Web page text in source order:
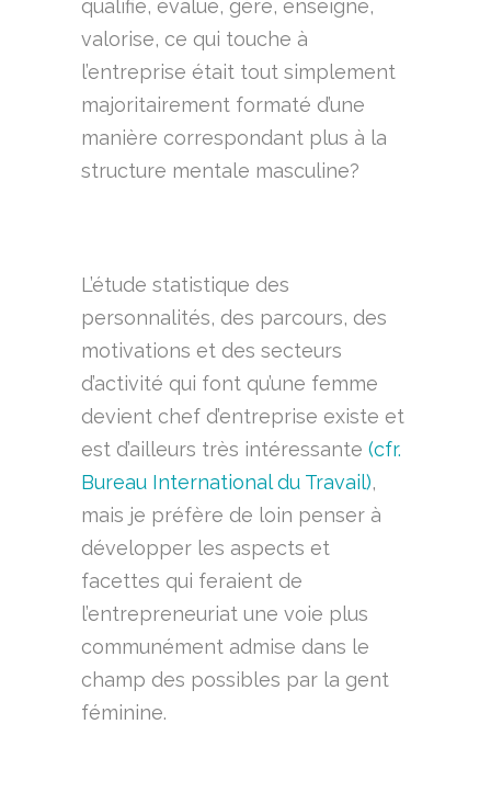
qualifie, évalue, gère, enseigne,
valorise, ce qui touche à
l’entreprise était tout simplement
majoritairement formaté d’une
manière correspondant plus à la
structure mentale masculine?
L’étude statistique des
personnalités, des parcours, des
motivations et des secteurs
d’activité qui font qu’une femme
devient chef d’entreprise existe et
est d’ailleurs très intéressante (cfr.
Bureau International du Travail),
mais je préfère de loin penser à
développer les aspects et
facettes qui feraient de
l’entrepreneuriat une voie plus
communément admise dans le
champ des possibles par la gent
féminine.